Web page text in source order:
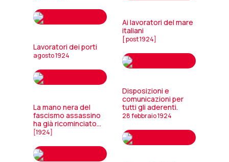
Ai lavoratori del mare
italiani
[ post 1924]
Lavoratori dei porti
agosto 1924
Disposizioni e
comunicazioni per
tutti gli aderenti.
28 febbraio 1924
La mano nera del
fascismo assassino
ha già ricominciato...
[1924]